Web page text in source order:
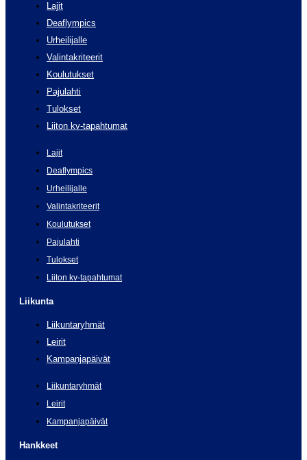
Lajit
Deaflympics
Urheilijalle
Valintakriteerit
Koulutukset
Pajulahti
Tulokset
Liiton kv-tapahtumat
Lajit
Deaflympics
Urheilijalle
Valintakriteerit
Koulutukset
Pajulahti
Tulokset
Liiton kv-tapahtumat
Liikunta
Liikuntaryhmät
Leirit
Kampanjapäivät
Liikuntaryhmät
Leirit
Kampanjapäivät
Hankkeet